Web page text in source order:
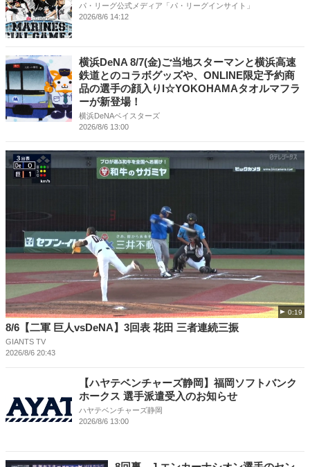
パ・リーグ公式メディア「パ・リーグインサイト」
2026/8/6 14:12
横浜DeNA 8/7(金)ご当地スターマンと横浜高速
鉄道とのコラボグッズや、ONLINE限定予約商
品の選手の顔入りI☆YOKOHAMAタオルマフラ
ーが新登場！
横浜DeNAベイスターズ
2026/8/6 13:00
0:19
8/6【二軍 巨人vsDeNA】3回表 花田 三者連続三振
GIANTS TV
2026/8/6 20:43
【ハヤテベンチャーズ静岡】福岡ソフトバンク
ホークス 選手派遣受入のお知らせ
ハヤテベンチャーズ静岡
2026/8/6 13:00